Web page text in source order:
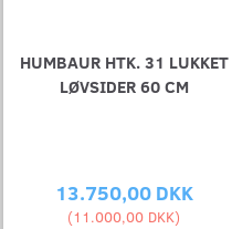
HUMBAUR HTK. 31 LUKKET
LØVSIDER 60 CM
13.750,00 DKK
(11.000,00 DKK)